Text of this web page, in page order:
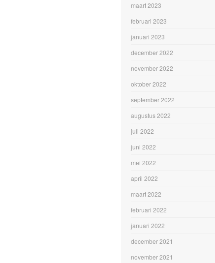
maart 2023
februari 2023
januari 2023
december 2022
november 2022
oktober 2022
september 2022
augustus 2022
juli 2022
juni 2022
mei 2022
april 2022
maart 2022
februari 2022
januari 2022
december 2021
november 2021